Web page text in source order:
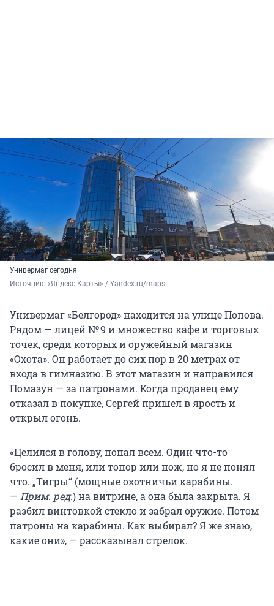
Универмаг сегодня
Источник: «Яндекс Карты» / Yandex.ru/maps
Универмаг «Белгород» находится на улице Попова.
Рядом — лицей № 9 и множество кафе и торговых
точек, среди которых и оружейный магазин
«Охота». Он работает до сих пор в 20 метрах от
входа в гимназию. В этот магазин и направился
Помазун — за патронами. Когда продавец ему
отказал в покупке, Сергей пришел в ярость и
открыл огонь.
«Целился в голову, попал всем. Один что-то
бросил в меня, или топор или нож, но я не понял
что. „Тигры“ (мощные охотничьи карабины.
— Прим. ред.) на витрине, а она была закрыта. Я
разбил винтовкой стекло и забрал оружие. Потом
патроны на карабины. Как выбирал? Я же знаю,
какие они», — рассказывал стрелок.